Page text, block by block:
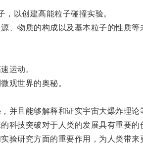
以创建高能粒子碰撞实验。
物质的构成以及基本粒子的性质等
运动。
观世界的奥秘。
且能够解释和证实宇宙大爆炸理论
技突破对于人类的发展具有重要的
研究方面的重要作用，为人类带来